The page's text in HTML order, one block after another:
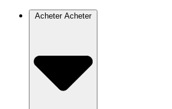
Acheter Acheter